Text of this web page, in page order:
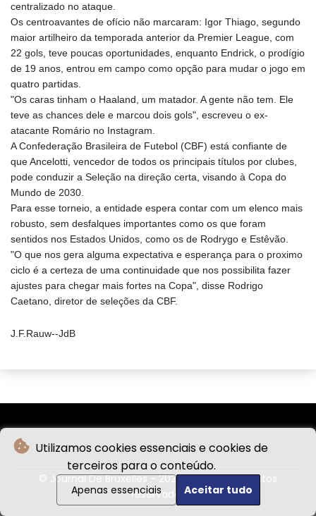
Utilizamos cookies essenciais e cookies de
terceiros para o conteúdo.
Apenas essenciais Aceitar tudo
centralizado no ataque.
Os centroavantes de ofício não marcaram: Igor Thiago, segundo
maior artilheiro da temporada anterior da Premier League, com
22 gols, teve poucas oportunidades, enquanto Endrick, o prodígio
de 19 anos, entrou em campo como opção para mudar o jogo em
quatro partidas.
"Os caras tinham o Haaland, um matador. A gente não tem. Ele
teve as chances dele e marcou dois gols", escreveu o ex-
atacante Romário no Instagram.
A Confederação Brasileira de Futebol (CBF) está confiante de
que Ancelotti, vencedor de todos os principais títulos por clubes,
pode conduzir a Seleção na direção certa, visando à Copa do
Mundo de 2030.
Para esse torneio, a entidade espera contar com um elenco mais
robusto, sem desfalques importantes como os que foram
sentidos nos Estados Unidos, como os de Rodrygo e Estêvão.
"O que nos gera alguma expectativa e esperança para o proximo
ciclo é a certeza de uma continuidade que nos possibilita fazer
ajustes para chegar mais fortes na Copa", disse Rodrigo
Caetano, diretor de seleções da CBF.
J.F.Rauw--JdB
© Journal De Bruxelles - 2026 - Todos os direitos
reservados